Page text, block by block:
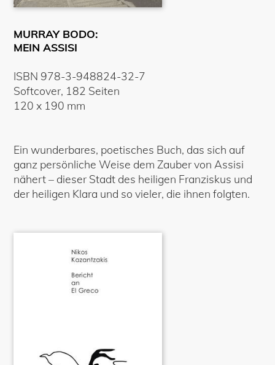
MURRAY BODO:
MEIN ASSISI
ISBN 978-3-948824-32-7
Softcover, 182 Seiten
120 x 190 mm
Ein wunderbares, poetisches Buch, das sich auf
ganz persönliche Weise dem Zauber von Assisi
nähert – dieser Stadt des heiligen Franziskus und
der heiligen Klara und so vieler, die ihnen folgten.